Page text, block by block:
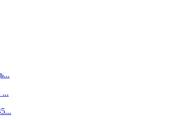
...